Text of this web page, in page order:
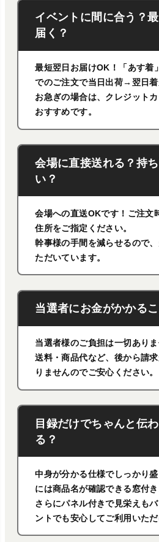
イベントに間に合う？
届く？
最短翌日お届けOK！「あす着
でのご注文で当日出荷→翌日着
お急ぎの場合は、クレジット
おすすめです。
会場に直接送れる？持
い？
会場への直送OKです！ご注文
住所をご指定ください。
幹事様の手間を減らせるので
ただいています。
当選者にお金がかかる
当選者様のご負担は一切ありま
送料・商品代など、後から請
りませんのでご安心ください。
目録だけでちゃんと伝
る？
中身が分かる仕様でしっかり
には商品名が確認できる窓付き
さらにパネル付きで見栄えも
ントでも安心してご利用いただ